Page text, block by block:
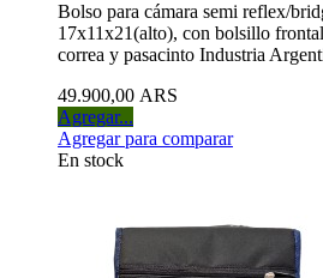
Bolso para cámara semi reflex/
17x11x21(alto), con bolsillo
correa y pasacinto Industria
49.900,00 ARS
Agregar...
Agregar para comparar
En stock